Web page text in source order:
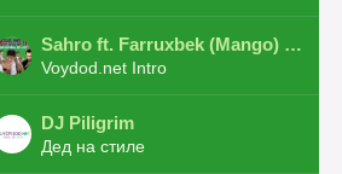
Sahro ft. Farruxbek (Mango) ft. Shaxboz ft. Navruz and Zarba ft. DJ.JoHa
Voydod.net Intro
DJ Piligrim
Дед на стиле